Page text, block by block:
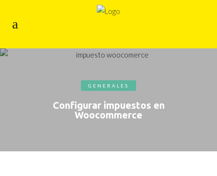
GENERALES
Configurar impuestos en
Woocommerce